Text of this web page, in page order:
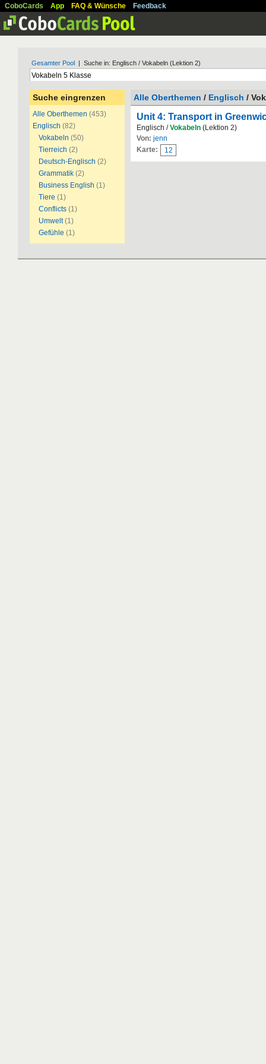
CoboCards App FAQ & Wünsche Feedback
Gesamter Pool | Suche in: Englisch / Vokabeln (Lektion 2)
Suche eingrenzen
Alle Oberthemen (453)
Englisch (82)
Vokabeln (50)
Tierreich (2)
Deutsch-Englisch (2)
Grammatik (2)
Business English (1)
Tiere (1)
Conflicts (1)
Umwelt (1)
Gefühle (1)
Alle Oberthemen / Englisch /
Unit 4: Transport in
Englisch /Vokabeln (Lektion 2)
Von: jenn
Karte:
12